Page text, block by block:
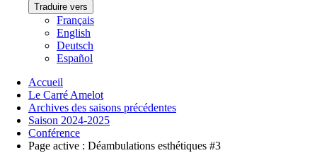
Traduire vers
Français
English
Deutsch
Español
Accueil
Le Carré Amelot
Archives des saisons précédentes
Saison 2024-2025
Conférence
Page active : Déambulations esthétiques #3